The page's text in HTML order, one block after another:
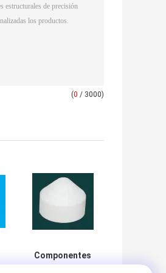
(0 / 3000)
Componentes